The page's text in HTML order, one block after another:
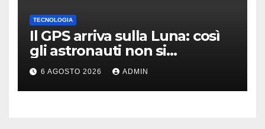
TECNOLOGIA
Il GPS arriva sulla Luna: così
gli astronauti non si
perderanno più
6 AGOSTO 2026 ADMIN